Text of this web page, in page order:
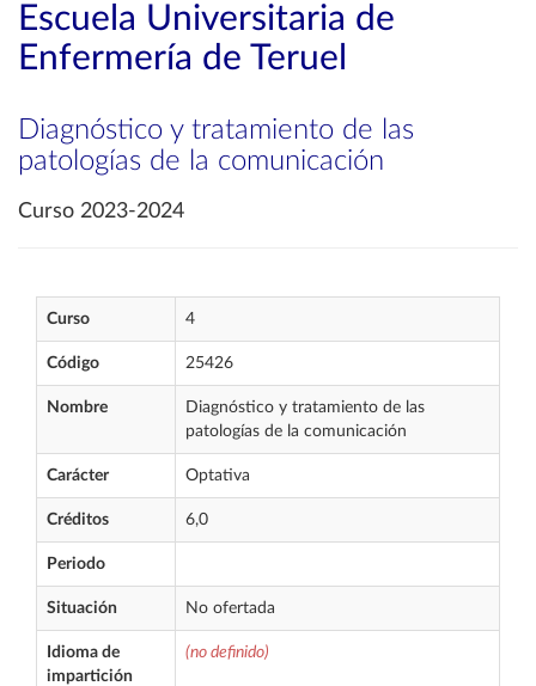
Escuela Universitaria de
Enfermería de Teruel
Diagnóstico y tratamiento de las
patologías de la comunicación
Curso 2023-2024
Curso 4
Código 25426
Nombre
Diagnóstico y tratamiento de las
patologías de la comunicación
Carácter Optativa
Créditos 6,0
Periodo
Situación No ofertada
Idioma de
impartición
(no definido)